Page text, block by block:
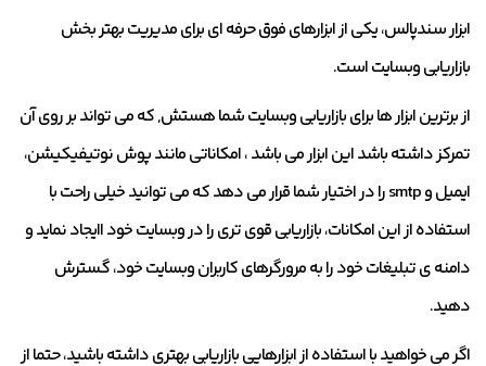
ابزار سندپالس، یکی از ابزارهای فوق حرفه ای برای مدیریت بهتر بخش
بازاریابی وبسایت است.
از برترین ابزار ها برای بازاریابی وبسایت شما هستش, که می تواند بر روی آن
تمرکز داشته باشد این ابزار می باشد ، امکاناتی مانند پوش نوتیفیکیشن،
ایمیل و smtp را در اختیار شما قرار می دهد که می توانید خیلی راحت با
استفاده از این امکانات، بازاریابی قوی تری را در وبسایت خود اایجاد نماید و
دامنه ی تبلیغات خود را به مرورگرهای کاربران وبسایت خود، گسترش
دهید.
اگر می خواهید با استفاده از ابزارهایی بازاریابی بهتری داشته باشید، حتما از